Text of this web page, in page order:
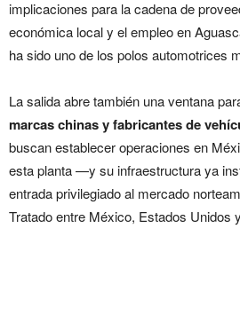
implicaciones para la cadena de
económica local y el empleo en
ha sido uno de los polos automotrices
La salida abre también una ventana
marcas chinas y fabricantes de
buscan establecer operaciones en
esta planta —y su infraestructura ya
entrada privilegiado al mercado
Tratado entre México, Estados Unidos